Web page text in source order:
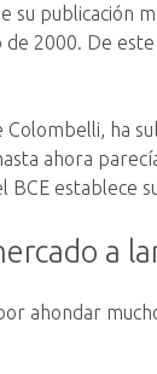
su publicación
2000. De
ha
ahora
BCE establece
a
ahondar